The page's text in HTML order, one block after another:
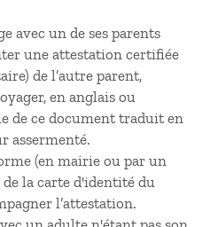
avec un de ses parents
une attestation certifiée
de l’autre parent,
en anglais ou
de ce document traduit en
assermenté.
(en mairie ou par un
la carte d'identité du
l’attestation.